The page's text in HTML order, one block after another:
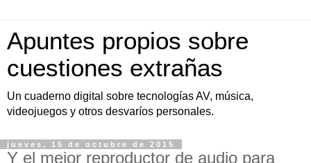
Apuntes propios sobre
cuestiones extrañas
Un cuaderno digital sobre tecnologías AV, música,
videojuegos y otros desvaríos personales.
jueves, 15 de octubre de 2015
Y el mejor reproductor de audio para